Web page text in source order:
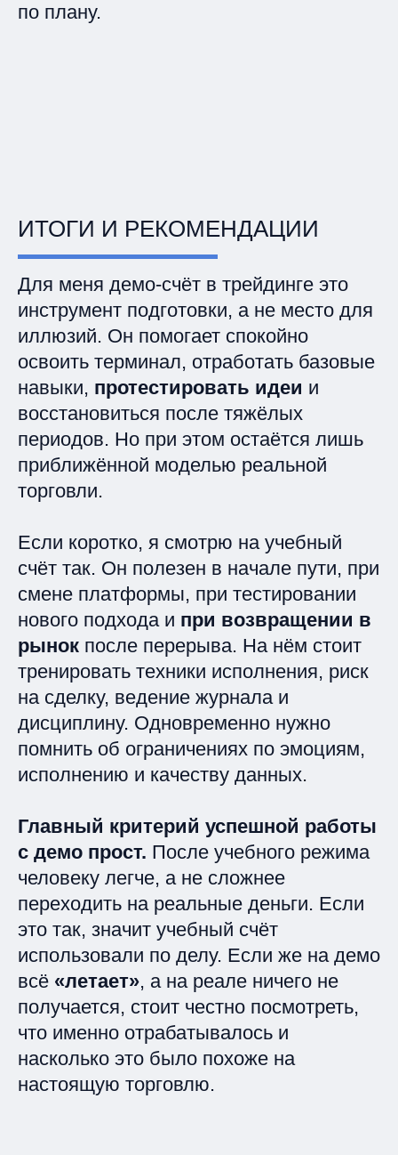
по плану.
ИТОГИ И РЕКОМЕНДАЦИИ
Для меня демо-счёт в трейдинге это
инструмент подготовки, а не место для
иллюзий. Он помогает спокойно
освоить терминал, отработать базовые
навыки, протестировать идеи и
восстановиться после тяжёлых
периодов. Но при этом остаётся лишь
приближённой моделью реальной
торговли.
Если коротко, я смотрю на учебный
счёт так. Он полезен в начале пути, при
смене платформы, при тестировании
нового подхода и при возвращении в
рынок после перерыва. На нём стоит
тренировать техники исполнения, риск
на сделку, ведение журнала и
дисциплину. Одновременно нужно
помнить об ограничениях по эмоциям,
исполнению и качеству данных.
Главный критерий успешной работы
с демо прост. После учебного режима
человеку легче, а не сложнее
переходить на реальные деньги. Если
это так, значит учебный счёт
использовали по делу. Если же на демо
всё «летает», а на реале ничего не
получается, стоит честно посмотреть,
что именно отрабатывалось и
насколько это было похоже на
настоящую торговлю.